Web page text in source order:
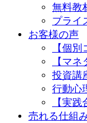
無料教
プライ
お客様の声
【個
【マ
投資講
行動心
【実
売れる仕組